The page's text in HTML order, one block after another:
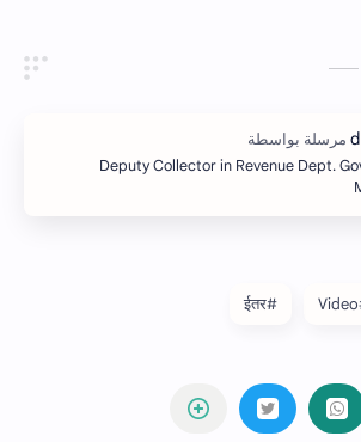
Deputy Collector in Revenue Dept.
#ईतर